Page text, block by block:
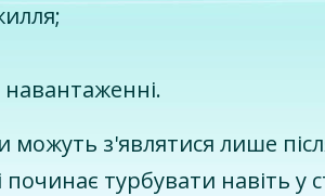
навантаженні.
з'являтися лише
турбувати навіть у